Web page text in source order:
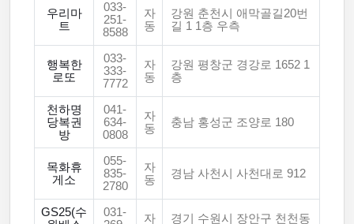
우리마
트
033-
251-
8588
자
동
강원 춘천시 애막골길20번
길 1 1층 우측
행복한
로또
033-
333-
7772
자
동
강원 평창군 경강로 1652 1
층
천하명
당복권
방
041-
634-
0808
자
동
충남 홍성군 조양로 180
목화휴
게소
055-
835-
2780
자
동
경남 사천시 사천대로 912
GS25(수
031-
자
경기 수원시 장안구 천천동